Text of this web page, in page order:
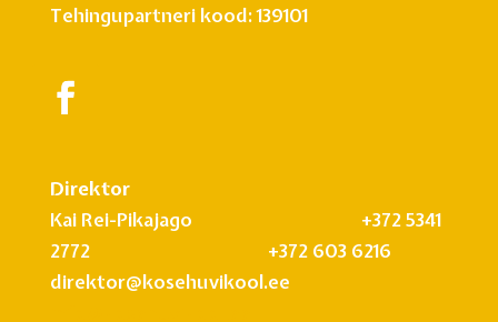
Tehingupartneri kood: 139101
Direktor
Kai Rei-Pikajago +372 5341
2772 +372 603 6216
direktor@kosehuvikool.ee